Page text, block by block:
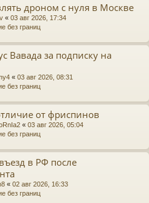
дроном с нуля в Москве
« 03 авг 2026, 17:34
без границ
Вавада за подписку на
« 03 авг 2026, 08:31
без границ
от фриспинов
« 03 авг 2026, 05:04
без границ
в РФ после
« 02 авг 2026, 16:33
без границ